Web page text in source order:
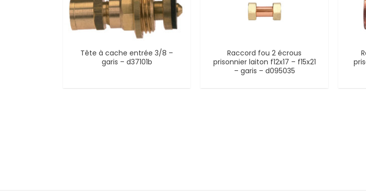
Tête à cache entrée 3/8 –
garis – d37101b
Raccord fou 2 écrous
prisonnier laiton f12x17 – f15x21
– garis – d095035